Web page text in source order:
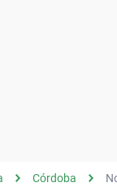
Córdoba